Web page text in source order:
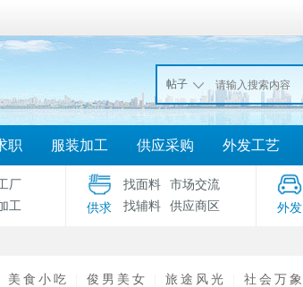
帖子
职 服装加工 供应采购 外发工艺
厂
工
供求
找面料
市场交流
找辅料
供应商区 外发
美食小吃 俊男美女 旅途风光 社会万象